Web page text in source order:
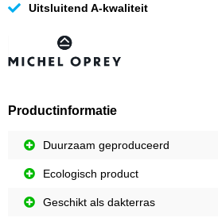
Uitsluitend A-kwaliteit
Productinformatie
Duurzaam geproduceerd
Ecologisch product
Geschikt als dakterras